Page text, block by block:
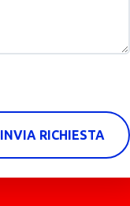
INVIA RICHIESTA